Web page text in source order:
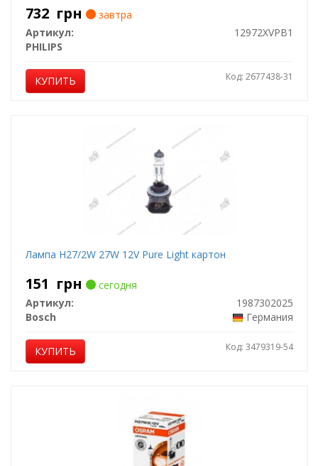
732 грн
завтра
Артикул:
12972XVPB1
PHILIPS
КУПИТЬ Код: 2677438-31
Лампа H27/2W 27W 12V Pure Light картон
151 грн
сегодня
Артикул:
1987302025
Bosch
Германия
КУПИТЬ Код: 3479319-54